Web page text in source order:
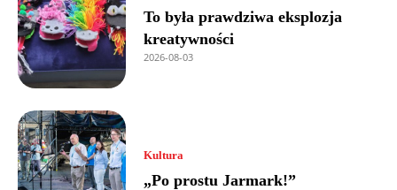
To była prawdziwa eksplozja
kreatywności
2026-08-03
Kultura
„Po prostu Jarmark!”